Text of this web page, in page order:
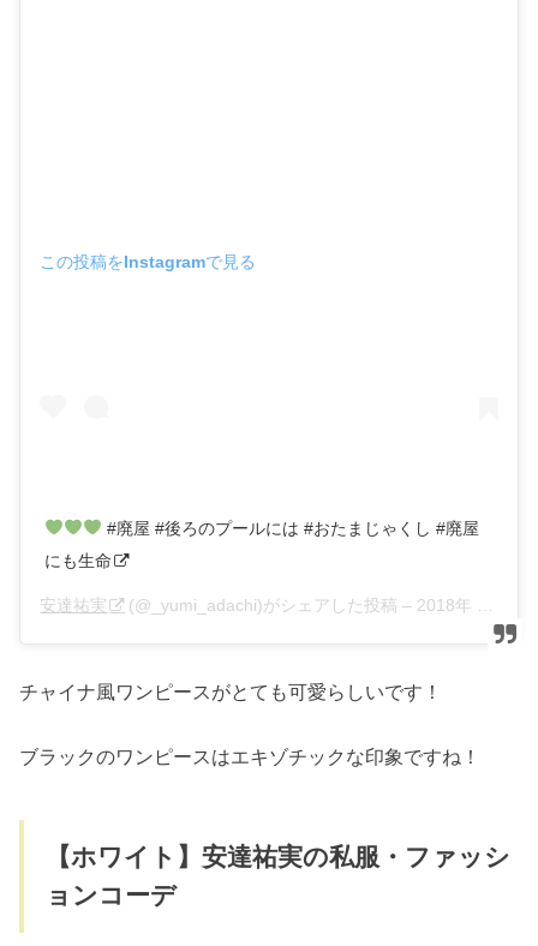
この投稿をInstagramで見る
#廃屋 #後ろのプールには #おたまじゃくし #廃屋
にも生命
安達祐実 (@_yumi_adachi)がシェアした投稿 – 2018年 4月月10日午後10時25分PDT
チャイナ風ワンピースがとても可愛らしいです！
ブラックのワンピースはエキゾチックな印象ですね！
【ホワイト】安達祐実の私服・ファッシ
ョンコーデ